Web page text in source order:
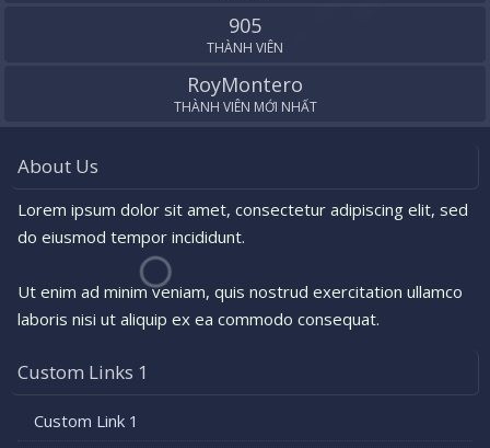
905
THÀNH VIÊN
RoyMontero
THÀNH VIÊN MỚI NHẤT
About Us
Lorem ipsum dolor sit amet, consectetur adipiscing elit, sed
do eiusmod tempor incididunt.
Ut enim ad minim veniam, quis nostrud exercitation ullamco
laboris nisi ut aliquip ex ea commodo consequat.
Custom Links 1
Custom Link 1